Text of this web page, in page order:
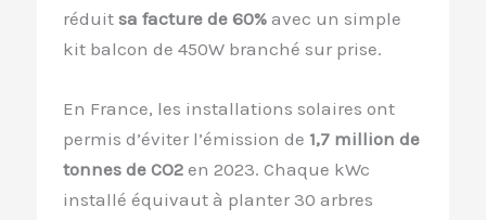
réduit sa facture de 60% avec un simple
kit balcon de 450W branché sur prise.
En France, les installations solaires ont
permis d’éviter l’émission de 1,7 million de
tonnes de CO2 en 2023. Chaque kWc
installé équivaut à planter 30 arbres